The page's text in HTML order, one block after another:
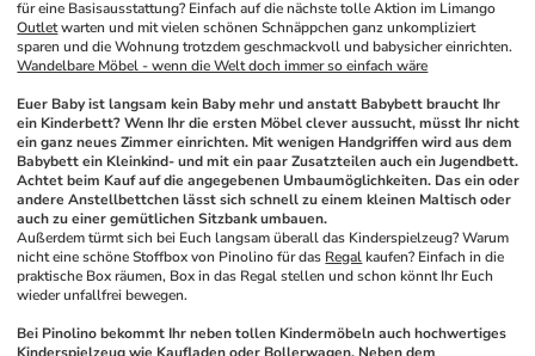
Outlet warten und mit vielen schönen Schnäppchen ganz unkompliziert
sparen und die Wohnung trotzdem geschmackvoll und babysicher einrichten.
Wandelbare Möbel - wenn die Welt doch immer so einfach wäre
Euer Baby ist langsam kein Baby mehr und anstatt Babybett braucht Ihr
ein Kinderbett? Wenn Ihr die ersten Möbel clever aussucht, müsst Ihr nicht
ein ganz neues Zimmer einrichten. Mit wenigen Handgriffen wird aus dem
Babybett ein Kleinkind- und mit ein paar Zusatzteilen auch ein Jugendbett.
Achtet beim Kauf auf die angegebenen Umbaumöglichkeiten. Das ein oder
andere Anstellbettchen lässt sich schnell zu einem kleinen Maltisch oder
auch zu einer gemütlichen Sitzbank umbauen.
Außerdem türmt sich bei Euch langsam überall das Kinderspielzeug? Warum
nicht eine schöne Stoffbox von Pinolino für das Regal kaufen? Einfach in die
praktische Box räumen, Box in das Regal stellen und schon könnt Ihr Euch
wieder unfallfrei bewegen.